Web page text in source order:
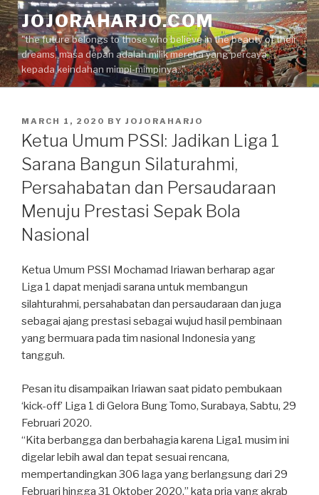
Skip
to
content
JOJORAHARJO.COM
"the future belongs to those who believe in the beauty of their
dreams, masa depan adalah milik mereka yang percaya
kepada keindahan mimpi-mimpinya.."
POSTED
ON
MARCH 1, 2020 BY JOJORAHARJO
Ketua Umum PSSI: Jadikan Liga 1
Sarana Bangun Silaturahmi,
Persahabatan dan Persaudaraan
Menuju Prestasi Sepak Bola
Nasional
Ketua Umum PSSI Mochamad Iriawan berharap agar
Liga 1 dapat menjadi sarana untuk membangun
silahturahmi, persahabatan dan persaudaraan dan juga
sebagai ajang prestasi sebagai wujud hasil pembinaan
yang bermuara pada tim nasional Indonesia yang
tangguh.
Pesan itu disampaikan Iriawan saat pidato pembukaan
‘kick-off’ Liga 1 di Gelora Bung Tomo, Surabaya, Sabtu, 29
Februari 2020.
“Kita berbangga dan berbahagia karena Liga1 musim ini
digelar lebih awal dan tepat sesuai rencana,
mempertandingkan 306 laga yang berlangsung dari 29
Februari hingga 31 Oktober 2020,” kata pria yang akrab